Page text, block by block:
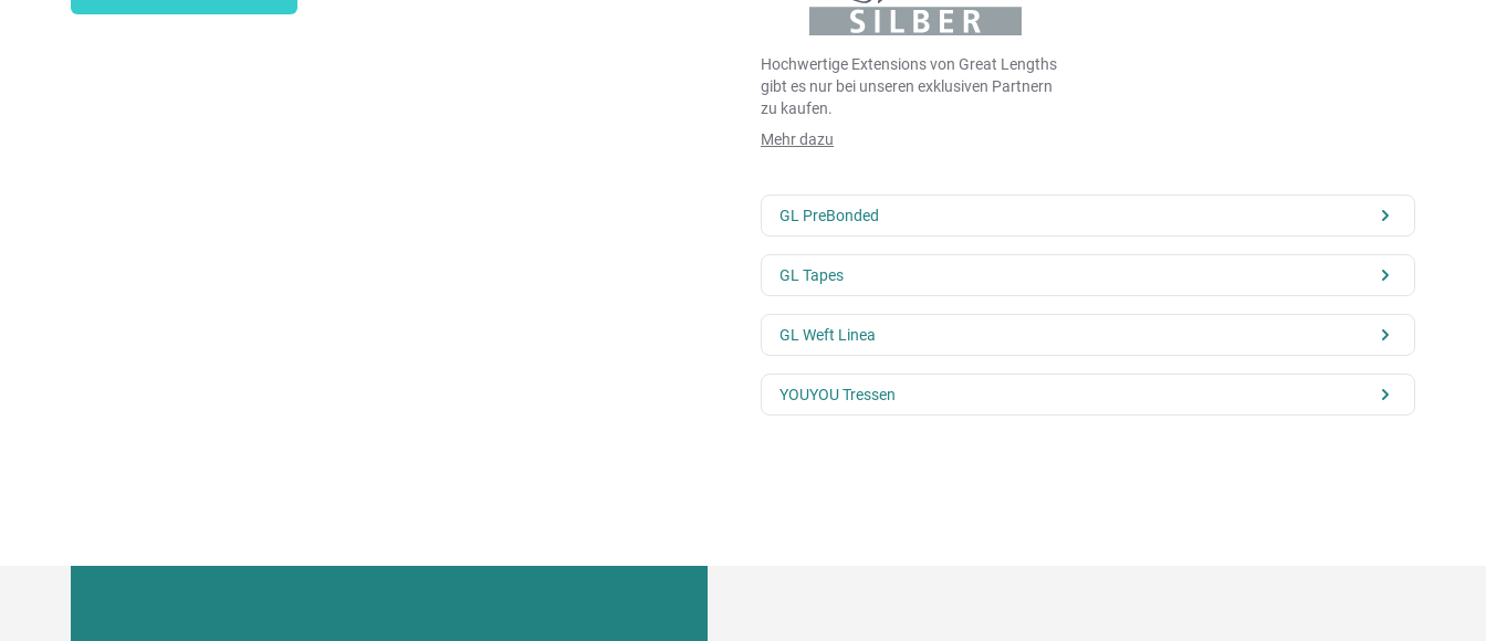
Hochwertige Extensions von Great Lengths
gibt es nur bei unseren exklusiven Partnern
zu kaufen.
Mehr dazu
GL PreBonded
GL Tapes
GL Weft Linea
YOUYOU Tressen